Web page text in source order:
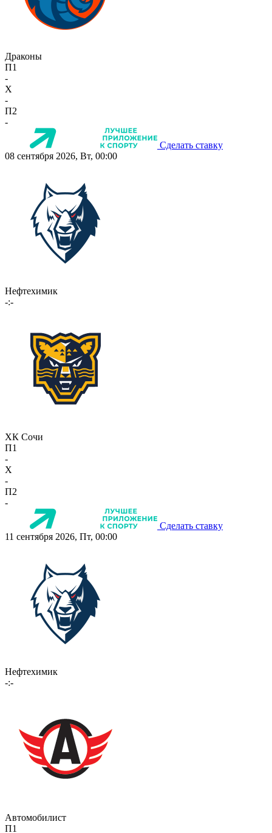
Драконы
П1
-
X
-
П2
-
Сделать ставку
08 сентября 2026, Вт, 00:00
Нефтехимик
-:-
ХК Сочи
П1
-
X
-
П2
-
Сделать ставку
11 сентября 2026, Пт, 00:00
Нефтехимик
-:-
Автомобилист
П1